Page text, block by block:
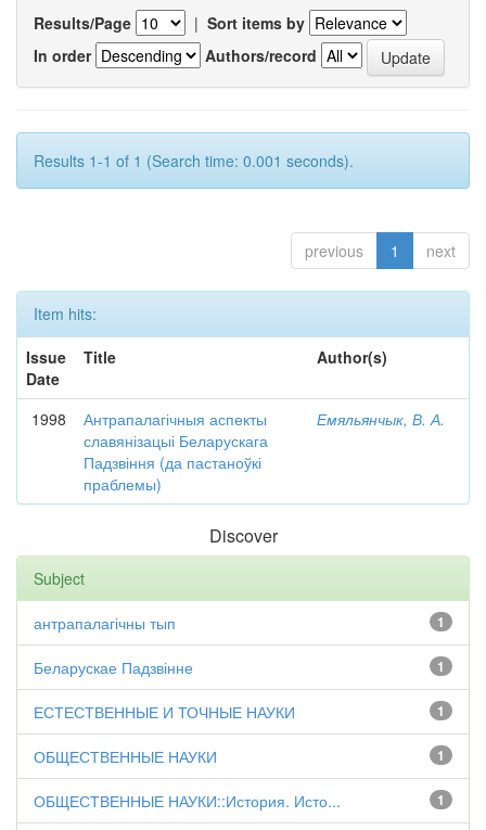
Results/Page | Sort items by
In order
Authors/record
Results 1-1 of 1 (Search time: 0.001 seconds).
previous 1 next
Item hits:
Issue
Date
Title Author(s)
1998
Антрапалагічныя аспекты
славянізацыі Беларускага
Падзвіння (да пастаноўкі
праблемы)
Емяльянчык, В. А.
Discover
Subject
1
антрапалагічны тып
1
Беларускае Падзвінне
1
ЕСТЕСТВЕННЫЕ И ТОЧНЫЕ НАУКИ
1
ОБЩЕСТВЕННЫЕ НАУКИ
1
ОБЩЕСТВЕННЫЕ НАУКИ::История. Исто...